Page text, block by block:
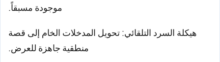
موجودة مسبقاً.
هيكلة السرد التلقائي: تحويل المدخلات الخام إلى قصة
منطقية جاهزة للعرض.